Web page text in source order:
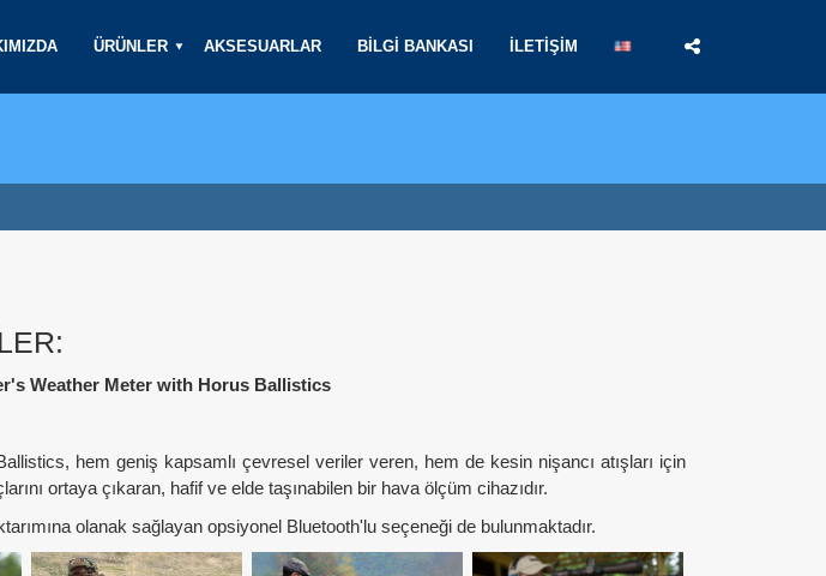
ÜRÜNLER AKSESUARLAR BILGI BANKASI İLETIŞIM
Weather Meter with Horus Ballistics
hem geniş kapsamlı çevresel veriler veren, hem de kesin nişancı atışları için
ortaya çıkaran, hafif ve elde taşınabilen bir hava ölçüm cihazıdır.
olanak sağlayan opsiyonel Bluetooth'lu seçeneği de bulunmaktadır.